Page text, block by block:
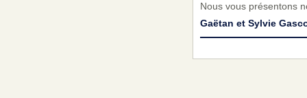
Nous vous présentons
Gaëtan et Sylvie